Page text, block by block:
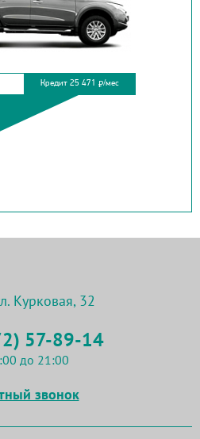
Кредит 25 471 ₽/мес
Курковая, 32
57-89-14
до 21:00
звонок